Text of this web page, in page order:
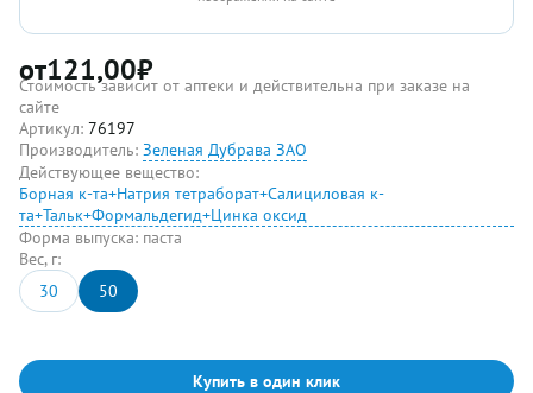
от121,00₽
Стоимость зависит от аптеки и действительна при заказе на
сайте
Артикул: 76197
Производитель: Зеленая Дубрава ЗАО
Действующее вещество:
Борная к-та+Натрия тетраборат+Салициловая к-
та+Тальк+Формальдегид+Цинка оксид
Форма выпуска: паста
Вес, г:
30
50
Купить в один клик